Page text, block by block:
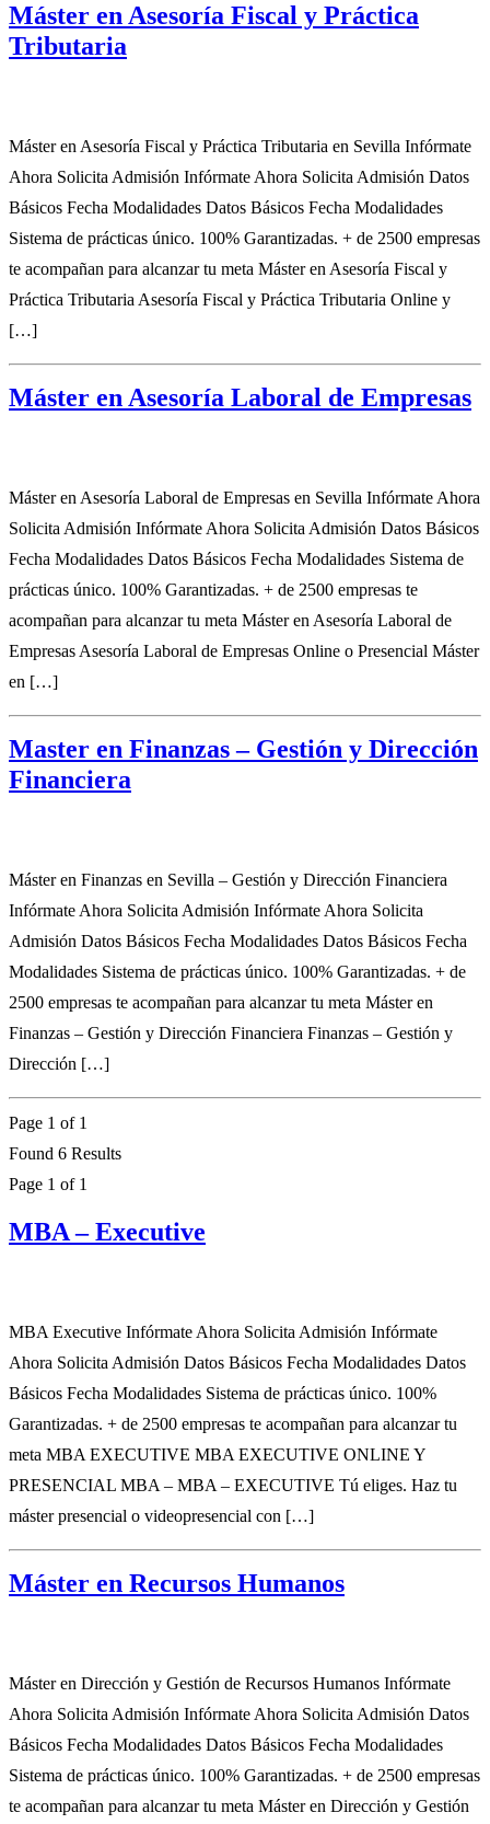
Máster en Asesoría Fiscal y Práctica
Tributaria
Máster en Asesoría Fiscal y Práctica Tributaria en Sevilla Infórmate
Ahora Solicita Admisión Infórmate Ahora Solicita Admisión Datos
Básicos Fecha Modalidades Datos Básicos Fecha Modalidades
Sistema de prácticas único. 100% Garantizadas. + de 2500 empresas
te acompañan para alcanzar tu meta Máster en Asesoría Fiscal y
Práctica Tributaria Asesoría Fiscal y Práctica Tributaria Online y
[…]
Máster en Asesoría Laboral de Empresas
Máster en Asesoría Laboral de Empresas en Sevilla Infórmate Ahora
Solicita Admisión Infórmate Ahora Solicita Admisión Datos Básicos
Fecha Modalidades Datos Básicos Fecha Modalidades Sistema de
prácticas único. 100% Garantizadas. + de 2500 empresas te
acompañan para alcanzar tu meta Máster en Asesoría Laboral de
Empresas Asesoría Laboral de Empresas Online o Presencial Máster
en […]
Master en Finanzas – Gestión y Dirección
Financiera
Máster en Finanzas en Sevilla – Gestión y Dirección Financiera
Infórmate Ahora Solicita Admisión Infórmate Ahora Solicita
Admisión Datos Básicos Fecha Modalidades Datos Básicos Fecha
Modalidades Sistema de prácticas único. 100% Garantizadas. + de
2500 empresas te acompañan para alcanzar tu meta Máster en
Finanzas – Gestión y Dirección Financiera Finanzas – Gestión y
Dirección […]
Page 1 of 1
Found 6 Results
Page 1 of 1
MBA – Executive
MBA Executive Infórmate Ahora Solicita Admisión Infórmate
Ahora Solicita Admisión Datos Básicos Fecha Modalidades Datos
Básicos Fecha Modalidades Sistema de prácticas único. 100%
Garantizadas. + de 2500 empresas te acompañan para alcanzar tu
meta MBA EXECUTIVE MBA EXECUTIVE ONLINE Y
PRESENCIAL MBA – MBA – EXECUTIVE Tú eliges. Haz tu
máster presencial o videopresencial con […]
Máster en Recursos Humanos
Máster en Dirección y Gestión de Recursos Humanos Infórmate
Ahora Solicita Admisión Infórmate Ahora Solicita Admisión Datos
Básicos Fecha Modalidades Datos Básicos Fecha Modalidades
Sistema de prácticas único. 100% Garantizadas. + de 2500 empresas
te acompañan para alcanzar tu meta Máster en Dirección y Gestión